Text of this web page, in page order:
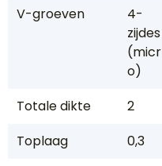
V-groeven
4-
zijdes
(micr
o)
Totale dikte
2
Toplaag
0,3